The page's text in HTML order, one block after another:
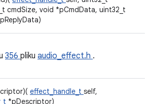
cmdSize, void *pCmdData, uint32_t
356 pliku audio_effect.h .
effect_handle_t self,
*pDescriptor)